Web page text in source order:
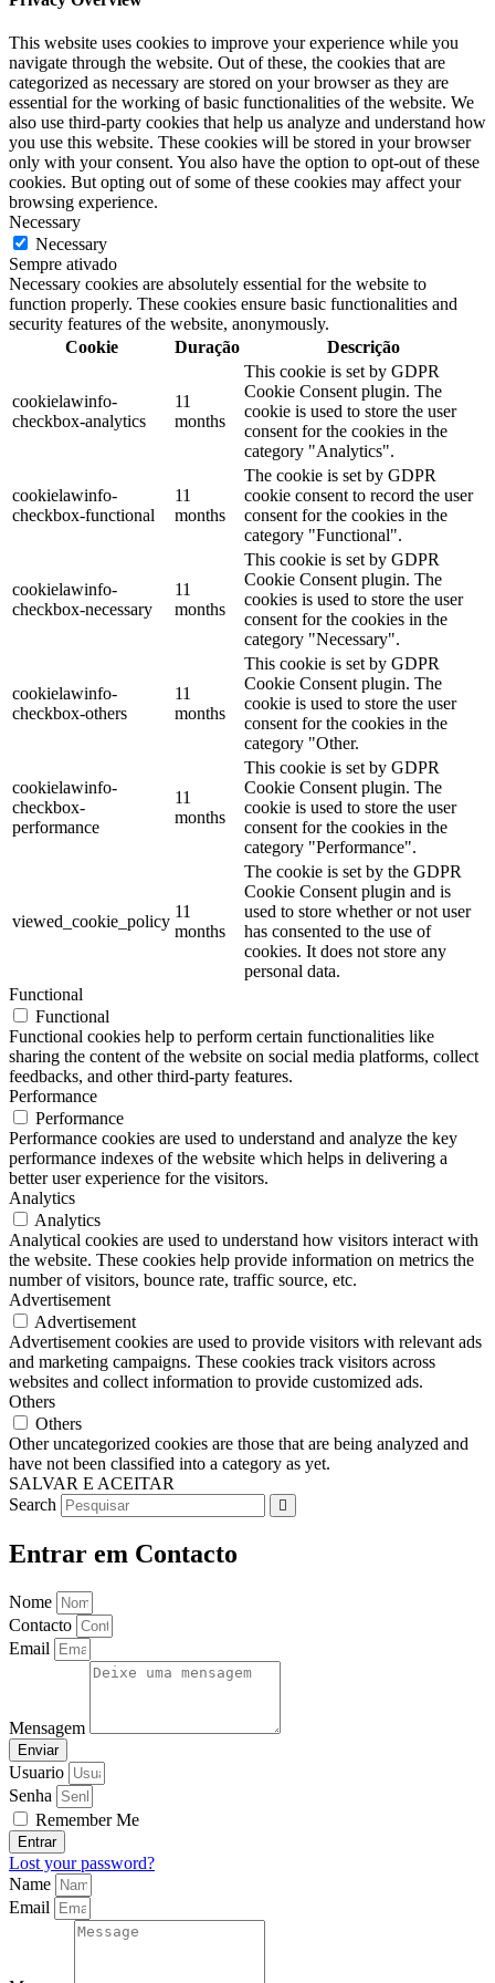
This website uses cookies to improve your experience while you
navigate through the website. Out of these, the cookies that are
categorized as necessary are stored on your browser as they are
essential for the working of basic functionalities of the website. We
also use third-party cookies that help us analyze and understand how
you use this website. These cookies will be stored in your browser
only with your consent. You also have the option to opt-out of these
cookies. But opting out of some of these cookies may affect your
browsing experience.
Necessary
Necessary
Sempre ativado
Necessary cookies are absolutely essential for the website to
function properly. These cookies ensure basic functionalities and
security features of the website, anonymously.
Cookie
Duração Descrição
cookielawinfo-
checkbox-analytics
11
months
This cookie is set by GDPR
Cookie Consent plugin. The
cookie is used to store the user
consent for the cookies in the
category "Analytics".
cookielawinfo-
checkbox-functional
11
months
The cookie is set by GDPR
cookie consent to record the user
consent for the cookies in the
category "Functional".
cookielawinfo-
checkbox-necessary
11
months
This cookie is set by GDPR
Cookie Consent plugin. The
cookies is used to store the user
consent for the cookies in the
category "Necessary".
cookielawinfo-
checkbox-others
11
months
This cookie is set by GDPR
Cookie Consent plugin. The
cookie is used to store the user
consent for the cookies in the
category "Other.
cookielawinfo-
checkbox-
performance
11
months
This cookie is set by GDPR
Cookie Consent plugin. The
cookie is used to store the user
consent for the cookies in the
category "Performance".
viewed_cookie_policy
11
months
The cookie is set by the GDPR
Cookie Consent plugin and is
used to store whether or not user
has consented to the use of
cookies. It does not store any
personal data.
Functional
Functional
Functional cookies help to perform certain functionalities like
sharing the content of the website on social media platforms, collect
feedbacks, and other third-party features.
Performance
Performance
Performance cookies are used to understand and analyze the key
performance indexes of the website which helps in delivering a
better user experience for the visitors.
Analytics
Analytics
Analytical cookies are used to understand how visitors interact with
the website. These cookies help provide information on metrics the
number of visitors, bounce rate, traffic source, etc.
Advertisement
Advertisement
Advertisement cookies are used to provide visitors with relevant ads
and marketing campaigns. These cookies track visitors across
websites and collect information to provide customized ads.
Others
Others
Other uncategorized cookies are those that are being analyzed and
have not been classified into a category as yet.
SALVAR E ACEITAR
Search
Entrar em Contacto
Nome
Contacto
Email
Mensagem
Enviar
Usuario
Senha
Remember Me
Entrar
Lost your password?
Name
Email